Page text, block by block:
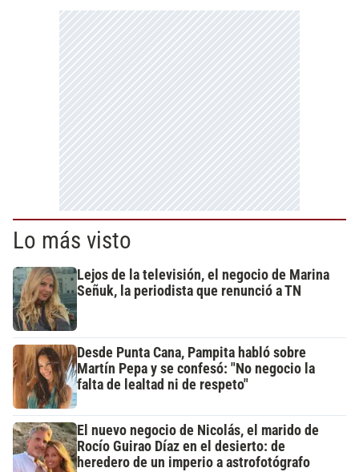
Lo más visto
Lejos de la televisión, el negocio de Marina
Señuk, la periodista que renunció a TN
Desde Punta Cana, Pampita habló sobre
Martín Pepa y se confesó: "No negocio la
falta de lealtad ni de respeto"
El nuevo negocio de Nicolás, el marido de
Rocío Guirao Díaz en el desierto: de
heredero de un imperio a astrofotógrafo